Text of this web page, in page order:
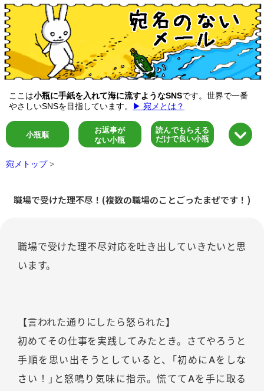
ここは小瓶に手紙を入れて海に流すようなSNSです。世界で一番
やさしいSNSを目指しています。
▶ 宛メとは？
小瓶順
お返事が
ない小瓶
読んでもらえる
だけで良い小瓶
宛メトップ >
職場で受けた理不尽！(複数の職場のことごったまぜです！)
職場で受けた理不尽対応を吐き出していきたいと思
います。
【言われた通りにしたら怒られた】
初めてその仕事を実践してみたとき。さてやろうと
手順を思い出そうとしていると、｢初めにAをしな
さい！｣と怒鳴り気味に指示。慌ててAを手に取る